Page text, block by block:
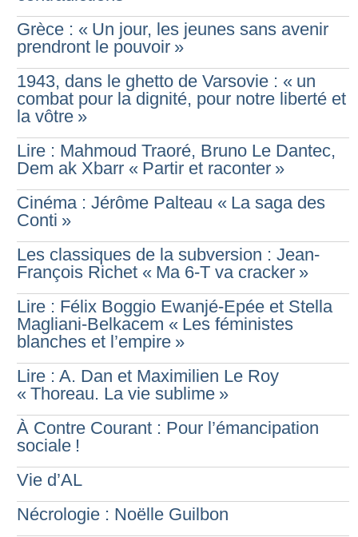
Grèce : « Un jour, les jeunes sans avenir
prendront le pouvoir »
1943, dans le ghetto de Varsovie : « un
combat pour la dignité, pour notre liberté et
la vôtre »
Lire : Mahmoud Traoré, Bruno Le Dantec,
Dem ak Xbarr « Partir et raconter »
Cinéma : Jérôme Palteau « La saga des
Conti »
Les classiques de la subversion : Jean-
François Richet « Ma 6-T va cracker »
Lire : Félix Boggio Ewanjé-Epée et Stella
Magliani-Belkacem « Les féministes
blanches et l’empire »
Lire : A. Dan et Maximilien Le Roy
« Thoreau. La vie sublime »
À Contre Courant : Pour l’émancipation
sociale !
Vie d’AL
Nécrologie : Noëlle Guilbon